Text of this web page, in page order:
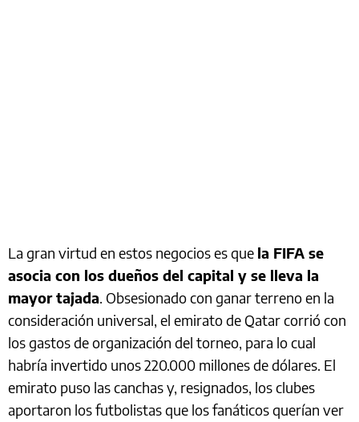
La gran virtud en estos negocios es que la FIFA se
asocia con los dueños del capital y se lleva la
mayor tajada. Obsesionado con ganar terreno en la
consideración universal, el emirato de Qatar corrió con
los gastos de organización del torneo, para lo cual
habría invertido unos 220.000 millones de dólares. El
emirato puso las canchas y, resignados, los clubes
aportaron los futbolistas que los fanáticos querían ver